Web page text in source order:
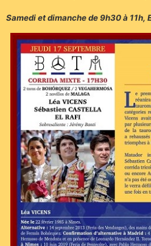
Samedi et dimanche de 9h30 à 11h,